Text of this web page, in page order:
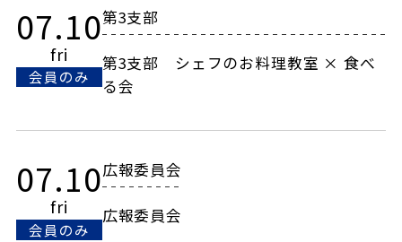
07.10
fri
会員のみ
第3支部
第3支部 シェフのお料理教室 × 食べ
る会
07.10
fri
会員のみ
広報委員会
広報委員会